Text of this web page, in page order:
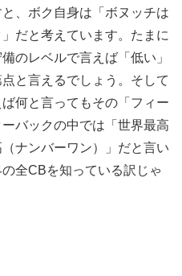
、ボク自身は「ボヌッチは
だと考えています。たまに
のレベルで言えば「低い」
と言えるでしょう。そして
何と言ってもその「フィー
バックの中では「世界最高
ナンバーワン）」だと言い
全CBを知っている訳じゃ